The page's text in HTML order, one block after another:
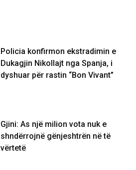
Policia konfirmon ekstradimin e
Dukagjin Nikollajt nga Spanja, i
dyshuar për rastin “Bon Vivant”
Gjini: As një milion vota nuk e
shndërrojnë gënjeshtrën në të
vërtetë